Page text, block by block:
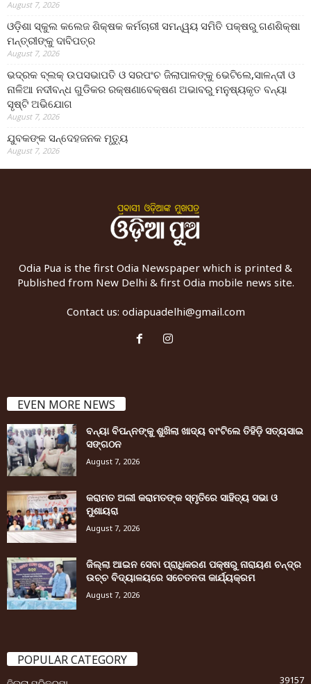
August 7, 2026
ଓଡ଼ିଶା ସ୍କୁଲ କଲେଜ ଶିକ୍ଷକ କର୍ମଚାରୀ ସମନ୍ୱୟ ସମିତି ପକ୍ଷରୁ ଗଣଶିକ୍ଷା
ମନ୍ତ୍ରୀଙ୍କୁ ଦାବିପତ୍ର
August 7, 2026
ଭଦ୍ରକ ବ୍ଲକ୍ ଉପସଭାପତି ଓ ସରପଂଚ ଜିଲାପାଳଙ୍କୁ ଭେଟିଲେ,ସାଳନ୍ଦୀ ଓ
ନାଳିଆ ନଦୀବନ୍ଧ ଗୁଡିକର ରକ୍ଷଣାବେକ୍ଷଣ ଅଭାବରୁ ମନୁଷ୍ୟକୃତ ବନ୍ୟା
ସୃଷ୍ଟି ଅଭିଯୋଗ
August 7, 2026
ଯୁବକଙ୍କ ସନ୍ଦେହଜନକ ମୃତ୍ୟୁ
August 7, 2026
Odia Pua is the first Odia Newspaper which is printed &
Published from New Delhi & first Odia mobile news site.
Contact us: odiapuadelhi@gmail.com
EVEN MORE NEWS
ବନ୍ୟା ବିପନ୍ନଙ୍କୁ ଶୁଖିଲା ଖାଦ୍ୟ ବାଂଟିଲେ ତିହିଡି଼ ସତ୍ୟସାଇ
ସଙ୍ଗଠନ
August 7, 2026
କରାମତ ଅଲୀ କରାମତଙ୍କ ସ୍ମୃତିରେ ସାହିତ୍ୟ ସଭା ଓ
ମୁଶାୟରା
August 7, 2026
ଜିଲ୍ଲା ଆଇନ ସେବା ପ୍ରାଧିକରଣ ପକ୍ଷରୁ ନାରାୟଣ ଚନ୍ଦ୍ର
ଉଚ୍ଚ ବିଦ୍ୟାଳୟରେ ସଚେତନତା କାର୍ଯ୍ୟକ୍ରମ
August 7, 2026
POPULAR CATEGORY
39157